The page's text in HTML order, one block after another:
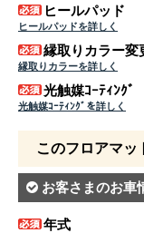
ヒールパッド
ヒールパッドを詳しく
縁取りカラー変
縁取りカラーを詳しく
光触媒ｺｰﾃｨﾝｸﾞ
光触媒ｺｰﾃｨﾝｸﾞを詳しく
このフロアマッ
お客さまのお車
年式